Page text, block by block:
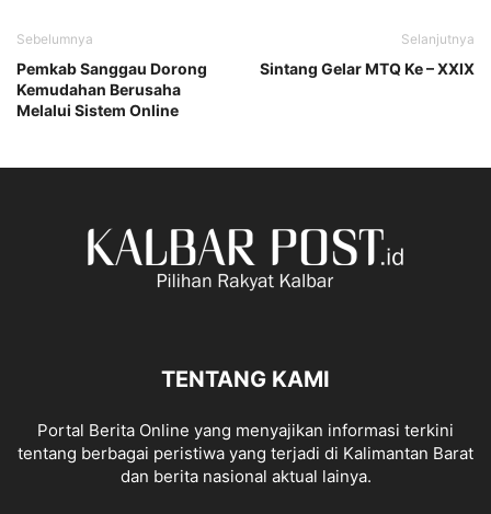
Sebelumnya
Pemkab Sanggau Dorong
Kemudahan Berusaha
Melalui Sistem Online
Selanjutnya
Sintang Gelar MTQ Ke – XXIX
TENTANG KAMI
Portal Berita Online yang menyajikan informasi terkini
tentang berbagai peristiwa yang terjadi di Kalimantan Barat
dan berita nasional aktual lainya.